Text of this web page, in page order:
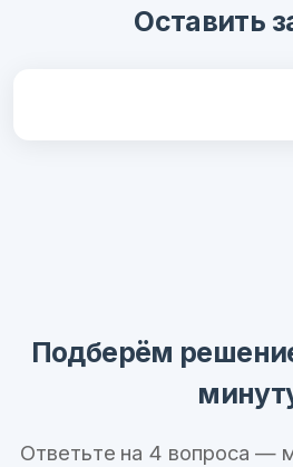
Оставить
Подберём
Ответьте на 4 вопроса —